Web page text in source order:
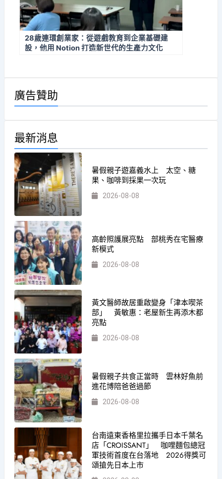
28歲連環創業家：從遊戲教育到企業基礎建
設，他用 Notion 打造新世代的生產力文化
廣告贊助
最新消息
暑假親子遊嘉義水上 太空、糖
果、咖啡到採果一次玩
2026-08-08
高齡照護展亮點 部桃秀在宅醫療
新模式
2026-08-08
黃文醫師故居重啟變身「津本喫茶
部」 黃敏惠：老屋新生再添木都
亮點
2026-08-08
暑假親子共食正當時 雲林好魚前
進花博陪爸爸過節
2026-08-08
台南遠東香格里拉攜手日本千葉名
店「CROISSANT」 咖哩麵包總冠
軍技術首度在台落地 2026得獎可
頌搶先日本上市